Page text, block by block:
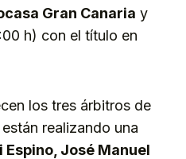
Gran Canaria y
h) con el título en
los tres árbitros de
realizando una
Espino, José Manuel